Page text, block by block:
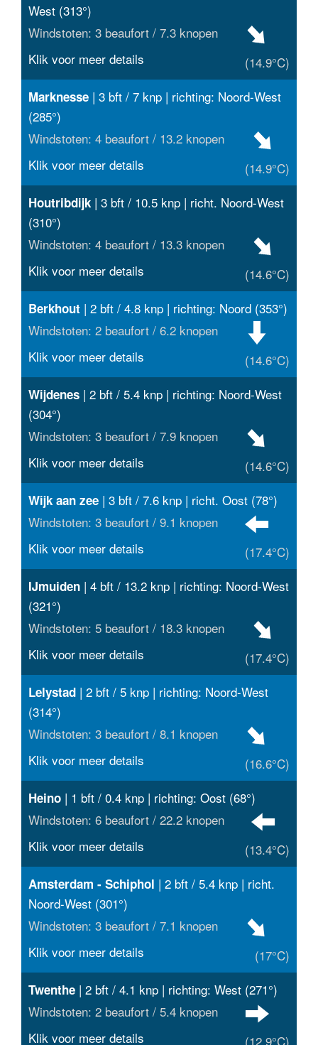
West (313°)
Windstoten: 3 beaufort / 7.3 knopen
(14.9°C)
Klik voor meer details
Marknesse | 3 bft / 7 knp | richting: Noord-West
(285°)
Windstoten: 4 beaufort / 13.2 knopen
(14.9°C)
Klik voor meer details
Houtribdijk | 3 bft / 10.5 knp | richt. Noord-West
(310°)
Windstoten: 4 beaufort / 13.3 knopen
(14.6°C)
Klik voor meer details
Berkhout | 2 bft / 4.8 knp | richting: Noord (353°)
Windstoten: 2 beaufort / 6.2 knopen
(14.6°C)
Klik voor meer details
Wijdenes | 2 bft / 5.4 knp | richting: Noord-West
(304°)
Windstoten: 3 beaufort / 7.9 knopen
(14.6°C)
Klik voor meer details
Wijk aan zee | 3 bft / 7.6 knp | richt. Oost (78°)
Windstoten: 3 beaufort / 9.1 knopen
(17.4°C)
Klik voor meer details
IJmuiden | 4 bft / 13.2 knp | richting: Noord-West
(321°)
Windstoten: 5 beaufort / 18.3 knopen
(17.4°C)
Klik voor meer details
Lelystad | 2 bft / 5 knp | richting: Noord-West
(314°)
Windstoten: 3 beaufort / 8.1 knopen
(16.6°C)
Klik voor meer details
Heino | 1 bft / 0.4 knp | richting: Oost (68°)
Windstoten: 6 beaufort / 22.2 knopen
(13.4°C)
Klik voor meer details
Amsterdam - Schiphol | 2 bft / 5.4 knp | richt.
Noord-West (301°)
Windstoten: 3 beaufort / 7.1 knopen
(17°C)
Klik voor meer details
Twenthe | 2 bft / 4.1 knp | richting: West (271°)
Windstoten: 2 beaufort / 5.4 knopen
(12.9°C)
Klik voor meer details